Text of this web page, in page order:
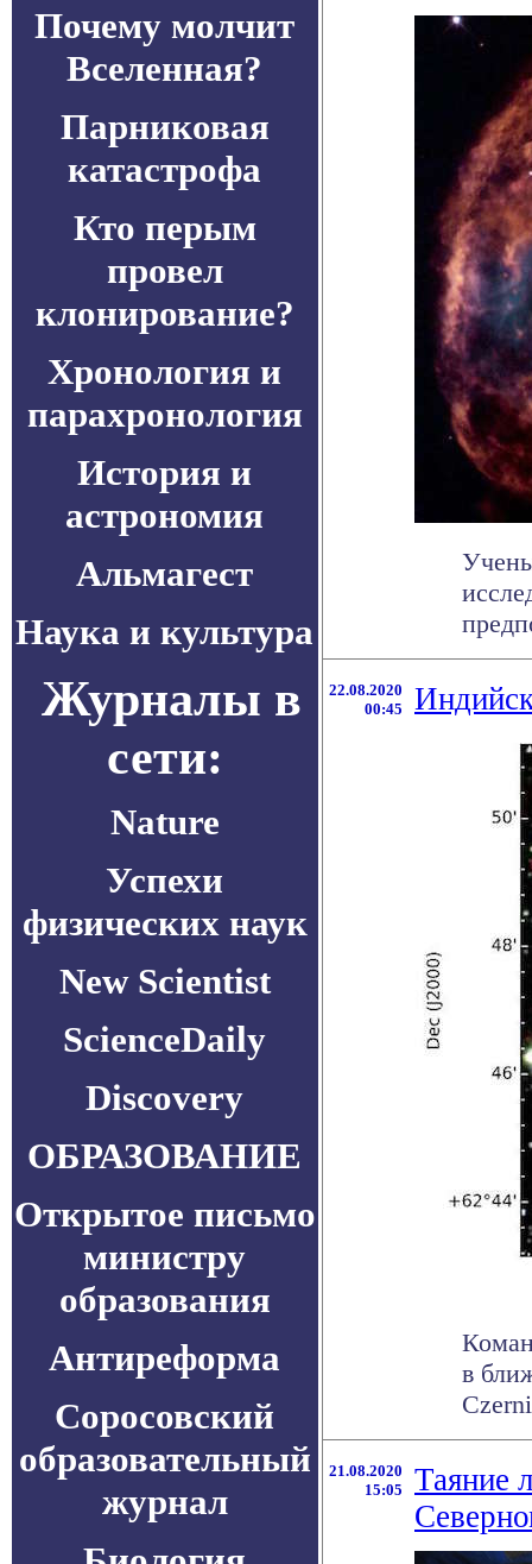
Почему молчит
Вселенная?
Парниковая
катастрофа
Кто перым
провел
клонирование?
Хронология и
парахронология
История и
астрономия
Альмагест
Наука и культура
Журналы в
сети:
Nature
Успехи
физических наук
New Scientist
ScienceDaily
Discovery
ОБРАЗОВАНИЕ
Открытое письмо
министру
образования
Антиреформа
Соросовский
образовательный
журнал
22.08.2020
00:45
в
21.08.2020
15:05
Таяние